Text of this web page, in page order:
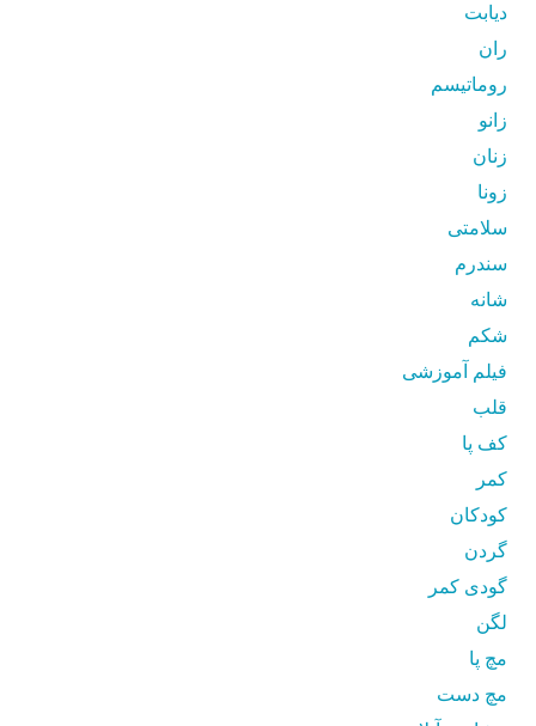
دیابت
ران
روماتیسم
زانو
زنان
زونا
سلامتی
سندرم
شانه
شکم
فیلم آموزشی
قلب
کف پا
کمر
کودکان
گردن
گودی کمر
لگن
مچ پا
مچ دست